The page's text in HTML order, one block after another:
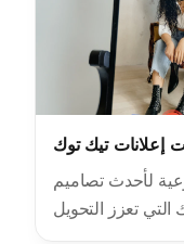
إعلانات تيك توك
لأحدث تصاميم